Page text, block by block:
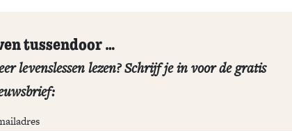
tussendoor …
levenslessen lezen? Schrijf je in voor de gratis